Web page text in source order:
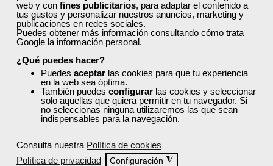
web y con fines publicitarios, para adaptar el contenido a
tus gustos y personalizar nuestros anuncios, marketing y
publicaciones en redes sociales.
Puedes obtener más información consultando cómo trata
Google la información personal.
¿Qué puedes hacer?
Puedes aceptar las cookies para que tu experiencia
en la web sea óptima.
También puedes configurar las cookies y seleccionar
solo aquellas que quiera permitir en tu navegador. Si
no seleccionas ninguna utilizaremos las que sean
indispensables para la navegación.
Consulta nuestra Política de cookies
Política de privacidad
Configuración ◮
Cursos Femxa
Negociación y resolución de
Curso Gratuito
20 horas
Online (toda España)
Ver curso